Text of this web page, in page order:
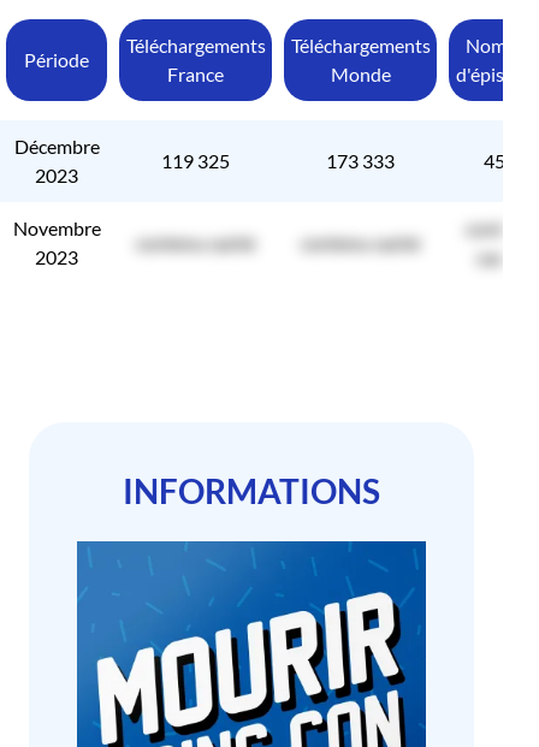
Période
Téléchargements
France
Téléchargements
Monde
Nombre
Décembre
2023
119 325 173 333 450
Novembre
2023
contenu caché contenu caché
contenu
caché
INFORMATIONS